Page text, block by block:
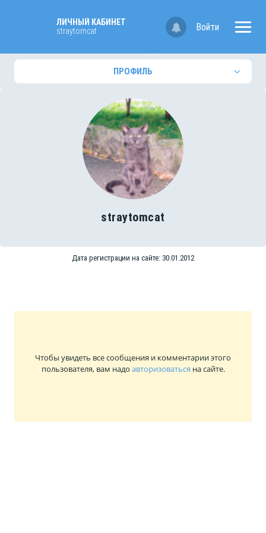
ЛИЧНЫЙ КАБИНЕТ
straytomcat
Войти
ПРОФИЛЬ
straytomcat
Дата регистрации на сайте: 30.01.2012
Чтобы увидеть все сообщения и комментарии этого
пользователя, вам надо авторизоваться на сайте.